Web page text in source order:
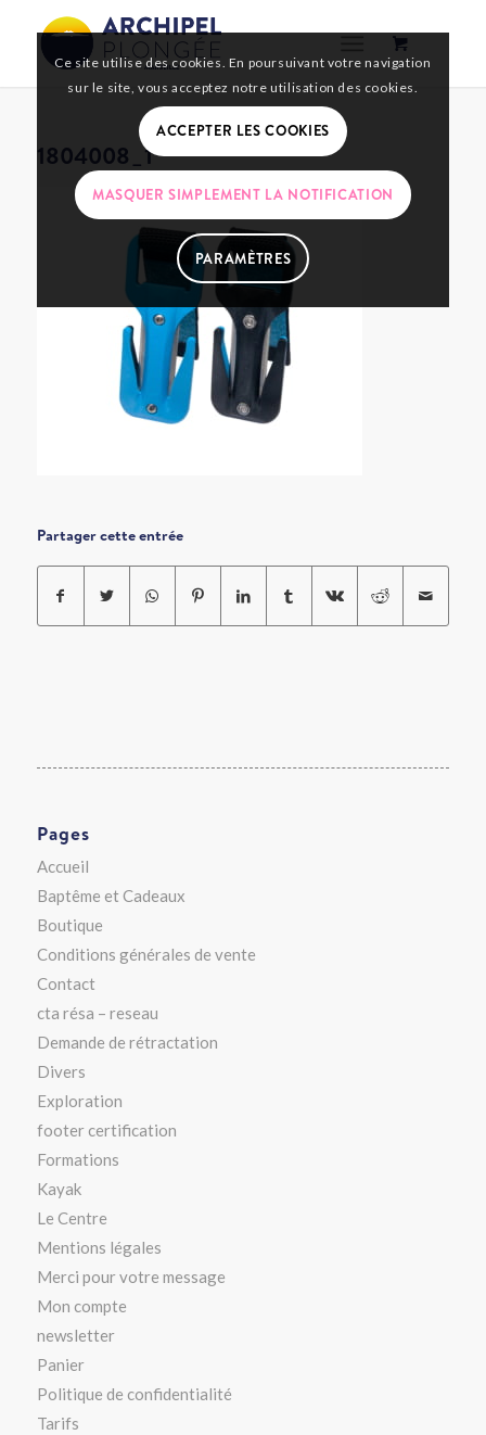
1804008_1
Partager cette entrée
Pages
Accueil
Baptême et Cadeaux
Boutique
Conditions générales de vente
Contact
cta résa – reseau
Demande de rétractation
Divers
Exploration
footer certification
Formations
Kayak
Le Centre
Mentions légales
Merci pour votre message
Mon compte
newsletter
Panier
Politique de confidentialité
Tarifs
Ce site utilise des cookies. En poursuivant votre navigation
sur le site, vous acceptez notre utilisation des cookies.
ACCEPTER LES COOKIES
MASQUER SIMPLEMENT LA NOTIFICATION
PARAMÈTRES